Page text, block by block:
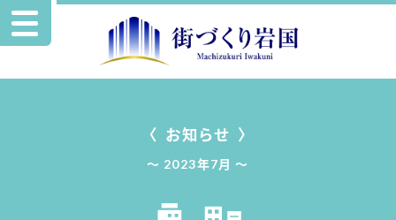
お知らせ
2023年7月